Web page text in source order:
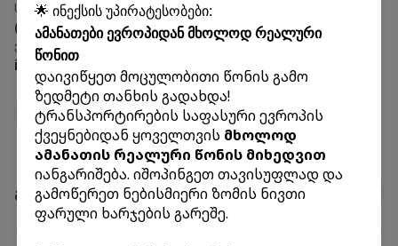
საინფორმაციო ცენტრი:
(+995 32) 249 26 26
ელ. ფოსტა
info@inex.ge
ოფისების ნახვა
გამოგვყევით
🌟 ინექსის უპირატესობები:
ამანათები ევროპიდან მხოლოდ რეალური
წონით
დაივიწყეთ მოცულობითი წონის გამო
ზედმეტი თანხის გადახდა!
ტრანსპორტირების საფასური ევროპის
ქვეყნებიდან ყოველთვის მხოლოდ
ამანათის რეალური წონის მიხედვით
იანგარიშება. იშოპინგეთ თავისუფლად და
გამოწერეთ ნებისმიერი ზომის ნივთი
ფარული ხარჯების გარეშე.